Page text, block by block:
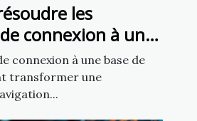
les
connexion à une
sur un site
connexion à une base de
transformer une